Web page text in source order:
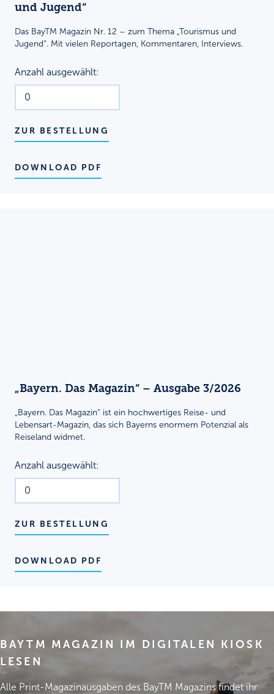
und Jugend“
Das BayTM Magazin Nr. 12 – zum Thema „Tourismus und
Jugend“. Mit vielen Reportagen, Kommentaren, Interviews.
Anzahl ausgewählt:
ZUR BESTELLUNG
DOWNLOAD PDF
„Bayern. Das Magazin“ – Ausgabe 3/2026
„Bayern. Das Magazin“ ist ein hochwertiges Reise- und
Lebensart-Magazin, das sich Bayerns enormem Potenzial als
Reiseland widmet.
Anzahl ausgewählt:
ZUR BESTELLUNG
DOWNLOAD PDF
BAYTM MAGAZIN IM DIGITALEN KIOSK
LESEN
Alle Print-Magazinausgaben des BayTM Magazins findet ihr